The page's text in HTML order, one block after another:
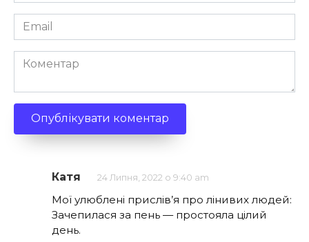
Email
*
Коментар
Катя 24 Липня, 2022 о 9:40 am
Мої улюблені прислів’я про лінивих людей:
Зачепилася за пень — простояла цілий
день.